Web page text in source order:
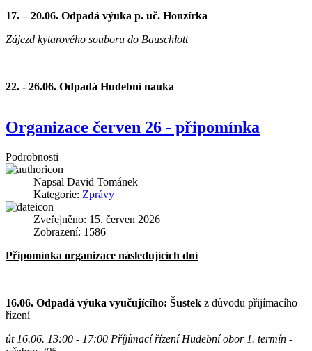
17. – 20.06. Odpadá výuka p. uč. Honzírka
Zájezd kytarového souboru do Bauschlott
22. - 26.06. Odpadá Hudební nauka
Organizace červen 26 - připomínka
Podrobnosti
Napsal David Tománek
Kategorie: Zprávy
Zveřejněno: 15. červen 2026
Zobrazení: 1586
Připomínka organizace následujících dní
16.06. Odpadá výuka vyučujícího: Šustek z důvodu přijímacího
řízení
út 16.06. 13:00 - 17:00 Příjímací řízení Hudební obor 1. termín -